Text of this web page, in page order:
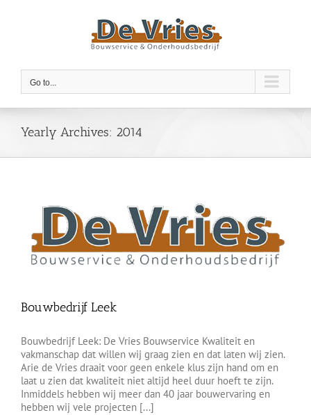
Go to...
Yearly Archives: 2014
Bouwbedrijf Leek
Bouwbedrijf Leek: De Vries Bouwservice Kwaliteit en
vakmanschap dat willen wij graag zien en dat laten wij zien.
Arie de Vries draait voor geen enkele klus zijn hand om en
laat u zien dat kwaliteit niet altijd heel duur hoeft te zijn.
Inmiddels hebben wij meer dan 40 jaar bouwervaring en
hebben wij vele projecten [...]